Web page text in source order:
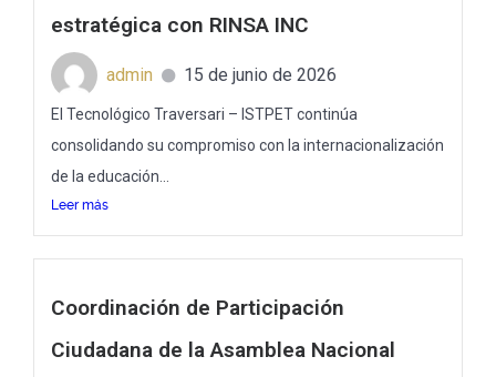
estratégica con RINSA INC
admin 15 de junio de 2026
El Tecnológico Traversari – ISTPET continúa
consolidando su compromiso con la internacionalización
de la educación...
Leer más
Coordinación de Participación
Ciudadana de la Asamblea Nacional